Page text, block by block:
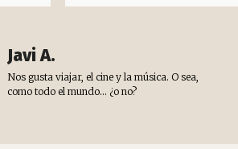
Javi A.
Nos gusta viajar, el cine y la música. O sea,
como todo el mundo... ¿o no?